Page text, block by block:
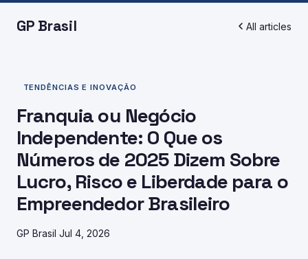
GP Brasil All articles
TENDÊNCIAS E INOVAÇÃO
Franquia ou Negócio
Independente: O Que os
Números de 2025 Dizem Sobre
Lucro, Risco e Liberdade para o
Empreendedor Brasileiro
GP Brasil Jul 4, 2026